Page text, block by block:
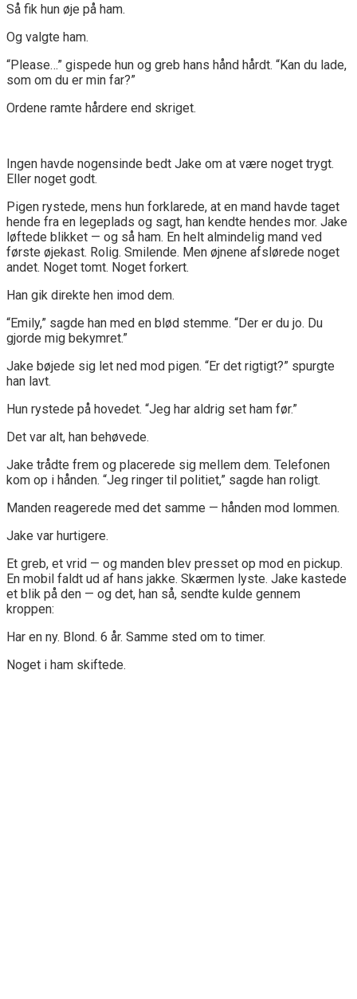
Så fik hun øje på ham.
Og valgte ham.
“Please…” gispede hun og greb hans hånd hårdt. “Kan du lade,
som om du er min far?”
Ordene ramte hårdere end skriget.
Ingen havde nogensinde bedt Jake om at være noget trygt.
Eller noget godt.
Pigen rystede, mens hun forklarede, at en mand havde taget
hende fra en legeplads og sagt, han kendte hendes mor. Jake
løftede blikket — og så ham. En helt almindelig mand ved
første øjekast. Rolig. Smilende. Men øjnene afslørede noget
andet. Noget tomt. Noget forkert.
Han gik direkte hen imod dem.
“Emily,” sagde han med en blød stemme. “Der er du jo. Du
gjorde mig bekymret.”
Jake bøjede sig let ned mod pigen. “Er det rigtigt?” spurgte
han lavt.
Hun rystede på hovedet. “Jeg har aldrig set ham før.”
Det var alt, han behøvede.
Jake trådte frem og placerede sig mellem dem. Telefonen
kom op i hånden. “Jeg ringer til politiet,” sagde han roligt.
Manden reagerede med det samme — hånden mod lommen.
Jake var hurtigere.
Et greb, et vrid — og manden blev presset op mod en pickup.
En mobil faldt ud af hans jakke. Skærmen lyste. Jake kastede
et blik på den — og det, han så, sendte kulde gennem
kroppen:
Har en ny. Blond. 6 år. Samme sted om to timer.
Noget i ham skiftede.